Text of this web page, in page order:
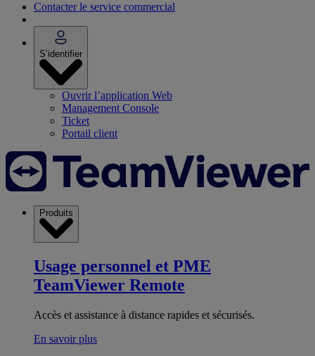
Contacter le service commercial
S’identifier
Ouvrir l’application Web
Management Console
Ticket
Portail client
Produits
Usage personnel et PME
TeamViewer Remote
Accès et assistance à distance rapides et sécurisés.
En savoir plus